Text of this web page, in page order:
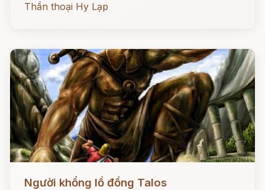
Thần thoại Hy Lạp
Người khổng lồ đồng Talos